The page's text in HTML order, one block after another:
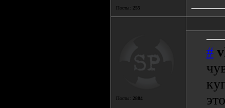
Посты: 255
Посты: 2884
#